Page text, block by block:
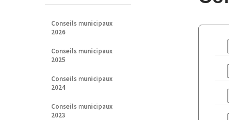
Conseils municipaux
2026
Conseils municipaux
2025
Conseils municipaux
2024
Conseils municipaux
2023